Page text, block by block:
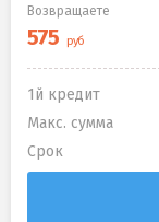
Возвращаете
1й кредит
Макс. сумма
Срок